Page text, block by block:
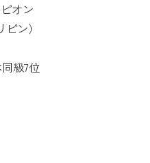
オン
ン）
級7位